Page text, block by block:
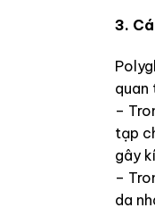
3.
quan
–
tạp
gây
–
da